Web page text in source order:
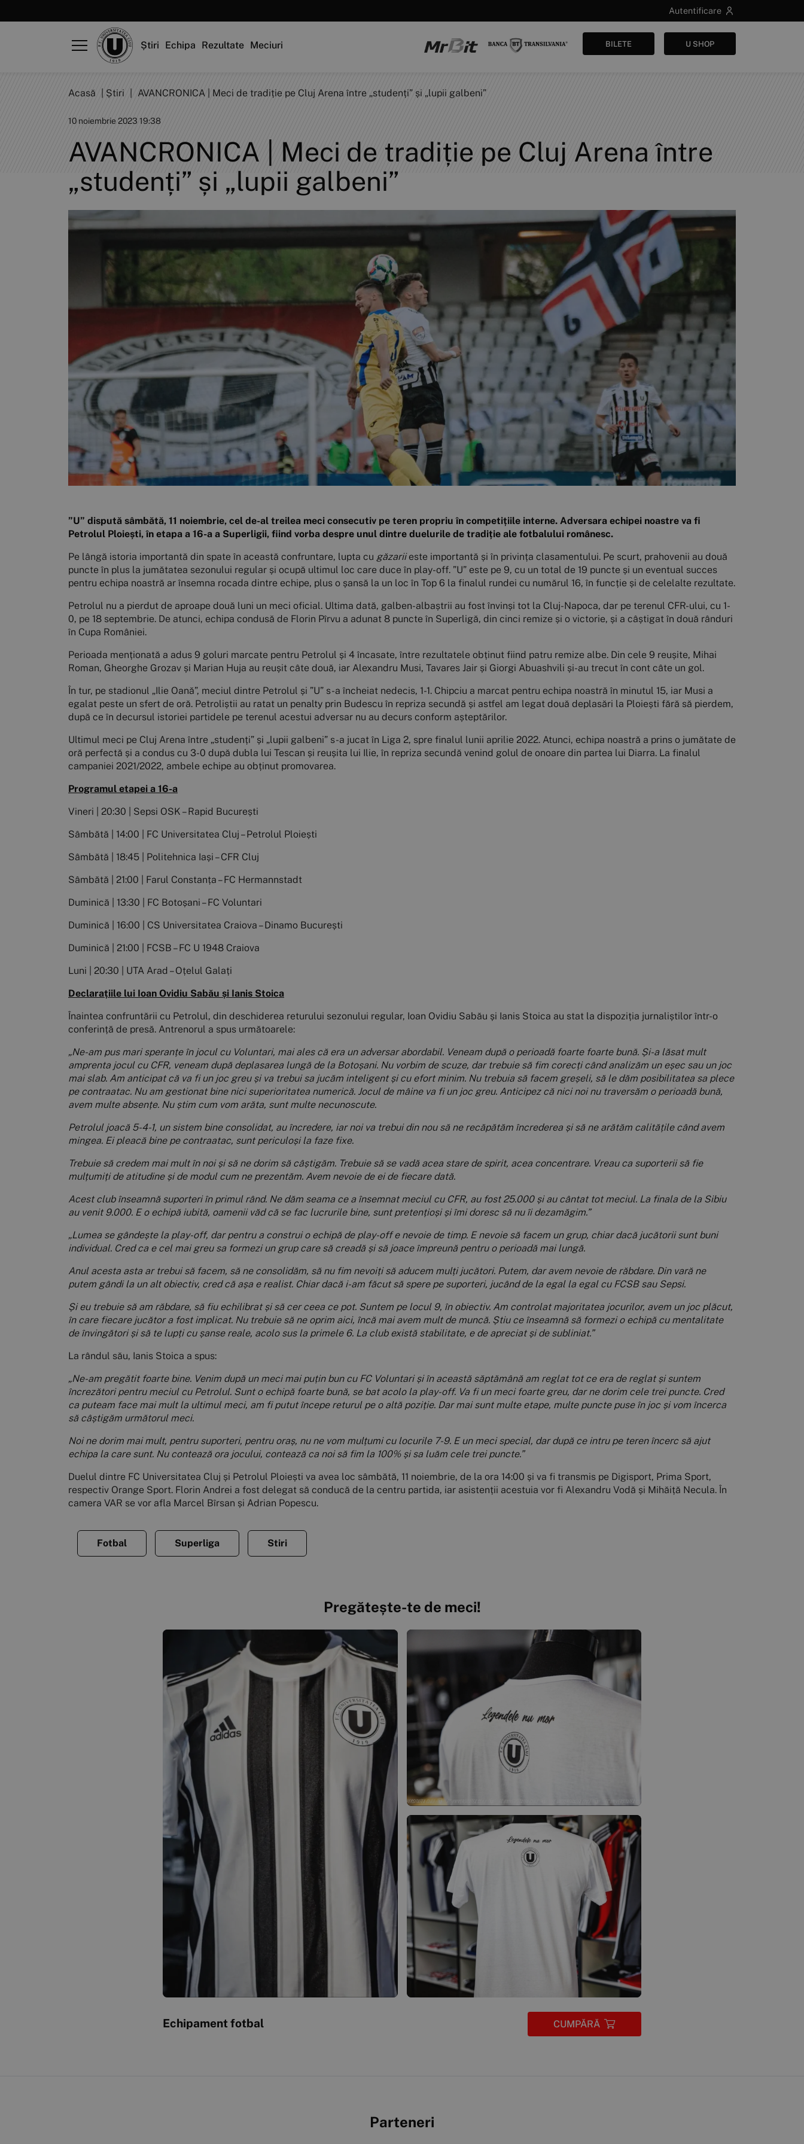
Autentificare
Știri Echipa Rezultate Meciuri BILETE U SHOP
Acasă Știri AVANCRONICA | Meci de tradiție pe Cluj Arena între „studenți” și „lupii galbeni”
10 noiembrie 2023 19:38
AVANCRONICA | Meci de tradiție pe Cluj Arena între
„studenți” și „lupii galbeni”
”U” dispută sâmbătă, 11 noiembrie, cel de-al treilea meci consecutiv pe teren propriu în competițiile interne. Adversara echipei noastre va fi
Petrolul Ploiești, în etapa a 16-a a Superligii, fiind vorba despre unul dintre duelurile de tradiție ale fotbalului românesc.
Pe lângă istoria importantă din spate în această confruntare, lupta cu găzariieste importantă și în privința clasamentului. Pe scurt, prahovenii au două
puncte în plus la jumătatea sezonului regular și ocupă ultimul loc care duce în play-off. ”U” este pe 9, cu un total de 19 puncte și un eventual succes
pentru echipa noastră ar însemna rocada dintre echipe, plus o șansă la un loc în Top 6 la finalul rundei cu numărul 16, în funcție și de celelalte rezultate.
Petrolul nu a pierdut de aproape două luni un meci oficial. Ultima dată, galben-albaștrii au fost învinși tot la Cluj-Napoca, dar pe terenul CFR-ului, cu 1-
0, pe 18 septembrie. De atunci, echipa condusă de Florin Pîrvu a adunat 8 puncte în Superligă, din cinci remize și o victorie, și a câștigat în două rânduri
în Cupa României.
Perioada menționată a adus 9 goluri marcate pentru Petrolul și 4 încasate, între rezultatele obținut fiind patru remize albe. Din cele 9 reușite, Mihai
Roman, Gheorghe Grozav și Marian Huja au reușit câte două, iar Alexandru Musi, Tavares Jair și Giorgi Abuashvili și-au trecut în cont câte un gol.
În tur, pe stadionul „Ilie Oană”, meciul dintre Petrolul și ”U” s-a încheiat nedecis, 1-1. Chipciu a marcat pentru echipa noastră în minutul 15, iar Musi a
egalat peste un sfert de oră. Petroliștii au ratat un penalty prin Budescu în repriza secundă și astfel am legat două deplasări la Ploiești fără să pierdem,
după ce în decursul istoriei partidele pe terenul acestui adversar nu au decurs conform așteptărilor.
Ultimul meci pe Cluj Arena între „studenți” și „lupii galbeni” s-a jucat în Liga 2, spre finalul lunii aprilie 2022. Atunci, echipa noastră a prins o jumătate de
oră perfectă și a condus cu 3-0 după dubla lui Tescan și reușita lui Ilie, în repriza secundă venind golul de onoare din partea lui Diarra. La finalul
campaniei 2021/2022, ambele echipe au obținut promovarea.
Programul etapei a 16-a
Vineri | 20:30 | Sepsi OSK – Rapid București
Sâmbătă | 14:00 | FC Universitatea Cluj – Petrolul Ploiești
Sâmbătă | 18:45 | Politehnica Iași – CFR Cluj
Sâmbătă | 21:00 | Farul Constanța – FC Hermannstadt
Duminică | 13:30 | FC Botoșani – FC Voluntari
Duminică | 16:00 | CS Universitatea Craiova – Dinamo București
Duminică | 21:00 | FCSB – FC U 1948 Craiova
Luni | 20:30 | UTA Arad – Oțelul Galați
Declarațiile lui Ioan Ovidiu Sabău și Ianis Stoica
Înaintea confruntării cu Petrolul, din deschiderea returului sezonului regular, Ioan Ovidiu Sabău și Ianis Stoica au stat la dispoziția jurnaliștilor într-o
conferință de presă. Antrenorul a spus următoarele:
„Ne-am pus mari speranțe în jocul cu Voluntari, mai ales că era un adversar abordabil. Veneam după o perioadă foarte foarte bună. Și-a lăsat mult
amprenta jocul cu CFR, veneam după deplasarea lungă de la Botoșani. Nu vorbim de scuze, dar trebuie să fim corecți când analizăm un eșec sau un joc
mai slab. Am anticipat că va fi un joc greu și va trebui sa jucăm inteligent și cu efort minim. Nu trebuia să facem greșeli, să le dăm posibilitatea sa plece
pe contraatac. Nu am gestionat bine nici superioritatea numerică. Jocul de mâine va fi un joc greu. Anticipez că nici noi nu traversăm o perioadă bună,
avem multe absențe. Nu știm cum vom arăta, sunt multe necunoscute.
Petrolul joacă 5-4-1, un sistem bine consolidat, au încredere, iar noi va trebui din nou să ne recăpătăm încrederea și să ne arătăm calitățile când avem
mingea. Ei pleacă bine pe contraatac, sunt periculoși la faze fixe.
Trebuie să credem mai mult în noi și să ne dorim să câștigăm. Trebuie să se vadă acea stare de spirit, acea concentrare. Vreau ca suporterii să fie
mulțumiți de atitudine și de modul cum ne prezentăm. Avem nevoie de ei de fiecare dată.
Acest club înseamnă suporteri în primul rând. Ne dăm seama ce a însemnat meciul cu CFR, au fost 25.000 și au cântat tot meciul. La finala de la Sibiu
au venit 9.000. E o echipă iubită, oamenii văd că se fac lucrurile bine, sunt pretențioși și îmi doresc să nu îi dezamăgim.”
„Lumea se gândește la play-off, dar pentru a construi o echipă de play-off e nevoie de timp. E nevoie să facem un grup, chiar dacă jucătorii sunt buni
individual. Cred ca e cel mai greu sa formezi un grup care să creadă și să joace împreună pentru o perioadă mai lungă.
Anul acesta asta ar trebui să facem, să ne consolidăm, să nu fim nevoiți să aducem mulți jucători. Putem, dar avem nevoie de răbdare. Din vară ne
putem gândi la un alt obiectiv, cred că așa e realist. Chiar dacă i-am făcut să spere pe suporteri, jucând de la egal la egal cu FCSB sau Sepsi.
Și eu trebuie să am răbdare, să fiu echilibrat și să cer ceea ce pot. Suntem pe locul 9, în obiectiv. Am controlat majoritatea jocurilor, avem un joc plăcut,
în care fiecare jucător a fost implicat. Nu trebuie să ne oprim aici, încă mai avem mult de muncă. Știu ce înseamnă să formezi o echipă cu mentalitate
de învingători și să te lupți cu șanse reale, acolo sus la primele 6. La club există stabilitate, e de apreciat și de subliniat.”
La rândul său, Ianis Stoica a spus:
„Ne-am pregătit foarte bine. Venim după un meci mai puțin bun cu FC Voluntari și în această săptămână am reglat tot ce era de reglat și suntem
încrezători pentru meciul cu Petrolul. Sunt o echipă foarte bună, se bat acolo la play-off. Va fi un meci foarte greu, dar ne dorim cele trei puncte. Cred
ca puteam face mai mult la ultimul meci, am fi putut începe returul pe o altă poziție. Dar mai sunt multe etape, multe puncte puse în joc și vom încerca
să câștigăm următorul meci.
Noi ne dorim mai mult, pentru suporteri, pentru oraș, nu ne vom mulțumi cu locurile 7-9. E un meci special, dar după ce intru pe teren încerc să ajut
echipa la care sunt. Nu contează ora jocului, contează ca noi să fim la 100% și sa luăm cele trei puncte.”
Duelul dintre FC Universitatea Cluj și Petrolul Ploiești va avea loc sâmbătă, 11 noiembrie, de la ora 14:00 și va fi transmis pe Digisport, Prima Sport,
respectiv Orange Sport. Florin Andrei a fost delegat să conducă de la centru partida, iar asistenții acestuia vor fi Alexandru Vodă și Mihăiță Necula. În
camera VAR se vor afla Marcel Bîrsan și Adrian Popescu.
Fotbal Superliga Stiri
Pregătește-te de meci!
Echipament fotbal CUMPĂRĂ
Parteneri